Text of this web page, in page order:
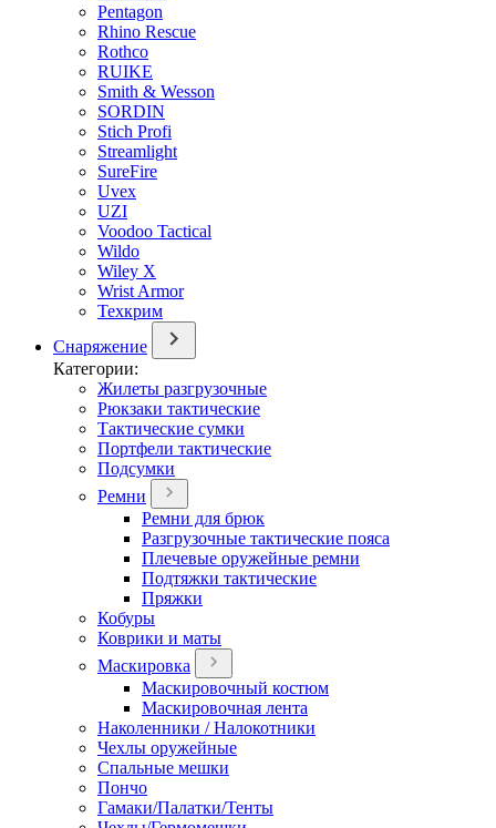
Pentagon
Rhino Rescue
Rothco
RUIKE
Smith & Wesson
SORDIN
Stich Profi
Streamlight
SureFire
Uvex
UZI
Voodoo Tactical
Wildo
Wiley X
Wrist Armor
Техкрим
Снаряжение
Категории:
Жилеты разгрузочные
Рюкзаки тактические
Тактические сумки
Портфели тактические
Подсумки
Ремни
Ремни для брюк
Разгрузочные тактические пояса
Плечевые оружейные ремни
Подтяжки тактические
Пряжки
Кобуры
Коврики и маты
Маскировка
Маскировочный костюм
Маскировочная лента
Наколенники / Налокотники
Чехлы оружейные
Спальные мешки
Пончо
Гамаки/Палатки/Тенты